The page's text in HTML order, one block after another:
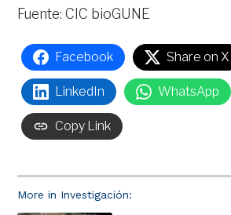
More in Investigación:
Fuente: CIC bioGUNE
Facebook Share on X
LinkedIn WhatsApp
Copy Link